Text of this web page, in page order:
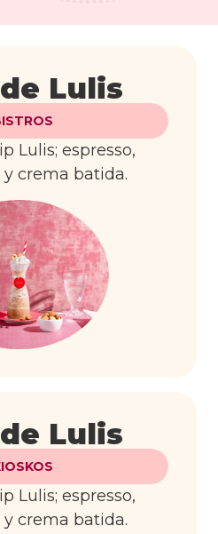
Lulis
Lulis; espresso,
crema batida.
Lulis
Lulis; espresso,
y crema batida.